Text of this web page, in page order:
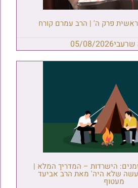
פרק ה' | הרב עמרם קורח
05/08/2026
הישרדות – המדריך המלא |
שלא היה' מאת הרב אביעד
מעטוף